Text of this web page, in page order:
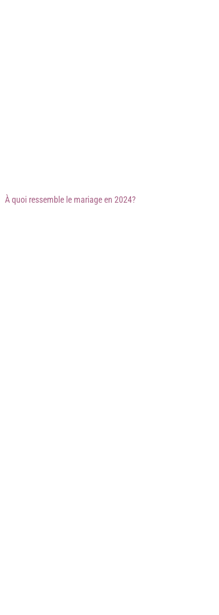
À quoi ressemble le mariage en 2024?